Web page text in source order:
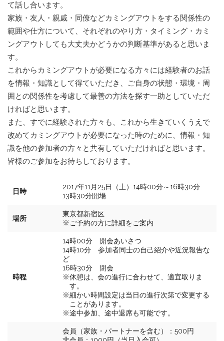
て話し合います。
家族・友人・親戚・同僚などカミングアウトをする関係性の
範囲や仕方について、それぞれのやり方・タイミング・カミ
ングアウトしても大丈夫かどうかの判断基準があると思いま
す。
これからカミングアウトが必要になる方々には経験者のお話
を情報・知識として得ていただき、ご自身の状態・環境・周
囲との関係性を考慮して最善の方法を探す一助としていただ
ければと思います。
また、すでに経験された方々も、これから生きていくうえで
改めてカミングアウトが必要になった時のために、情報・知
識を他の参加者の方々と共有していただければと思います。
皆様のご参加をお待ちしております。
日時
2017年11月25日（土）14時00分～16時30分
13時30分開場
場所
東京都新宿区
※ご予約の方に詳細をご案内
時程
14時00分 開会あいさつ
14時10分 参加者同士の自己紹介や近況報告な
ど
16時30分 閉会
※休憩は、会の進行に合わせて、適宜取りま
す。
※細かい時間設定は当日の進行次第で変更する
ことがあります。
※途中参加、途中退席も可能です。
会員（家族・パートナーを含む）：500円